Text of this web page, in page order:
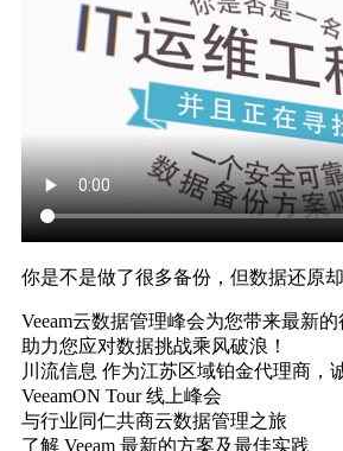
你是不是做了很多备份，但数据还原却
Veeam云数据管理峰会为您带来最新
助力您应对数据挑战乘风破浪！
川流信息 作为江苏区域铂金代理商，
VeeamON Tour 线上峰会
与行业同仁共商云数据管理之旅
了解 Veeam 最新的方案及最佳实践